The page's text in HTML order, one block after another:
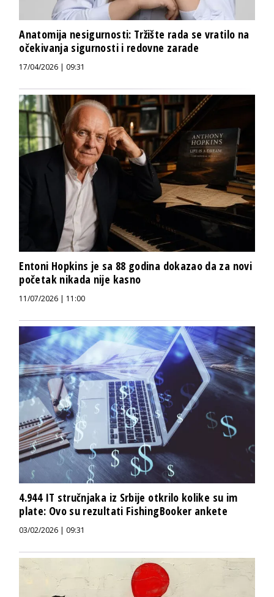
Anatomija nesigurnosti: Tržište rada se vratilo na
očekivanja sigurnosti i redovne zarade
17/04/2026 | 09:31
Entoni Hopkins je sa 88 godina dokazao da za novi
početak nikada nije kasno
11/07/2026 | 11:00
4.944 IT stručnjaka iz Srbije otkrilo kolike su im
plate: Ovo su rezultati FishingBooker ankete
03/02/2026 | 09:31